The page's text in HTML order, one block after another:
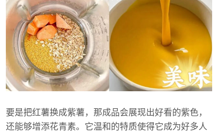
要是把红薯换成紫薯，那成品会展现出好看的紫色，
还能够增添花青素。它温和的特质使得它成为好多人